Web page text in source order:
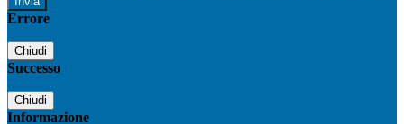
Errore
Chiudi
Successo
Chiudi
Informazione